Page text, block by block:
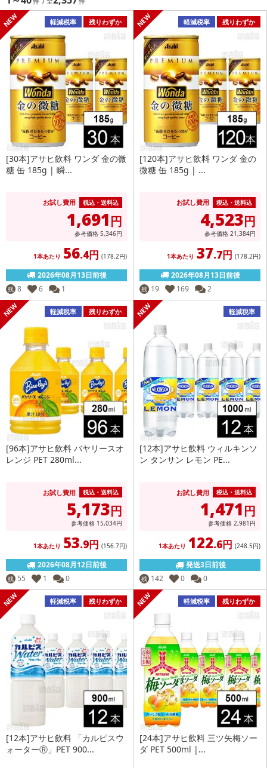
軽減税率 残りわずか
[30本]アサヒ飲料 ワンダ 金の微
糖 缶 185g | 瞬...
お試し費用 税込・送料込
1,691円
参考価格 5,346円
1本あたり 56.4円 (178.2円)
2026年08月13日前後
残 8 6 1
軽減税率 残りわずか
[120本]アサヒ飲料 ワンダ 金の
微糖 缶 185g | ...
お試し費用 税込・送料込
4,523円
参考価格 21,384円
1本あたり 37.7円 (178.2円)
2026年08月13日前後
残 19 169 2
軽減税率 残りわずか
[96本]アサヒ飲料 バヤリースオ
レンジ PET 280ml...
お試し費用 税込・送料込
5,173円
参考価格 15,034円
1本あたり 53.9円 (156.7円)
2026年08月12日前後
残 55 1 0
軽減税率
[12本]アサヒ飲料 ウィルキンソ
ン タンサン レモン PE...
お試し費用 税込・送料込
1,471円
参考価格 2,981 円
1本あたり 122.6円 (248.5円)
発送3日前後
残 142 0 0
軽減税率 残りわずか
[12本]アサヒ飲料 「カルピスウ
ォーターⓇ」PET 900...
軽減税率 残りわずか
[24本]アサヒ飲料 三ツ矢梅ソー
ダ PET 500ml |...